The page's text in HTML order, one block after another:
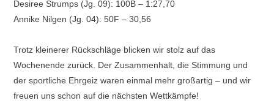
Desiree Strumps (Jg. 09): 100B – 1:27,70
Annike Nilgen (Jg. 04): 50F – 30,56
Trotz kleinerer Rückschläge blicken wir stolz auf das
Wochenende zurück. Der Zusammenhalt, die Stimmung und
der sportliche Ehrgeiz waren einmal mehr großartig – und wir
freuen uns schon auf die nächsten Wettkämpfe!